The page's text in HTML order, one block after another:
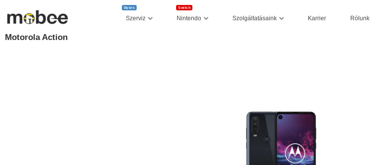
Szerviz
Gyors
Nintendo
Switch
Szolgáltatásaink Karrier Rólunk
Motorola Action